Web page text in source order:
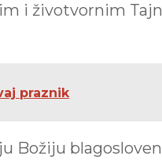
i životvornim
praznik
Božiju